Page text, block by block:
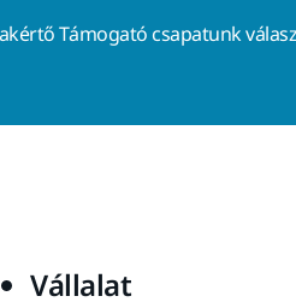
Támogató csapatunk
Vállalat